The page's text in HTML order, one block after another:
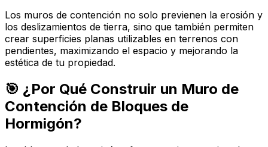
Los muros de contención no solo previenen la erosión y
los deslizamientos de tierra, sino que también permiten
crear superficies planas utilizables en terrenos con
pendientes, maximizando el espacio y mejorando la
estética de tu propiedad.
🎯 ¿Por Qué Construir un Muro de
Contención de Bloques de
Hormigón?